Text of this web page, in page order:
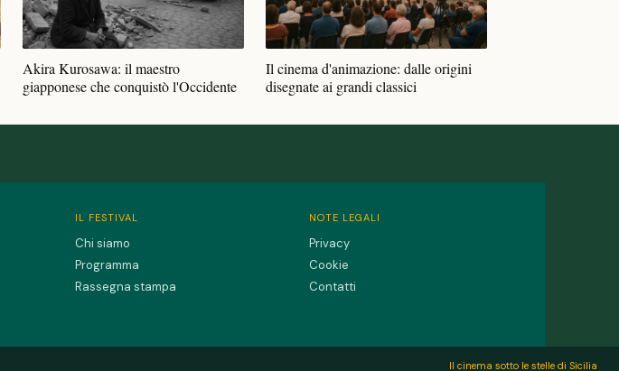
Akira Kurosawa: il maestro
giapponese che conquistò l'Occidente
Il cinema d'animazione: dalle origini
disegnate ai grandi classici
IL FESTIVAL
Chi siamo
Programma
Rassegna stampa
NOTE LEGALI
Privacy
Cookie
Contatti
Il cinema sotto le stelle di Sicilia